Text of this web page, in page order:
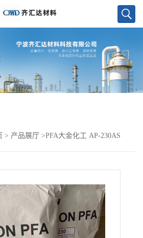
> 产品展厅 >PFA大金化工 AP-230AS